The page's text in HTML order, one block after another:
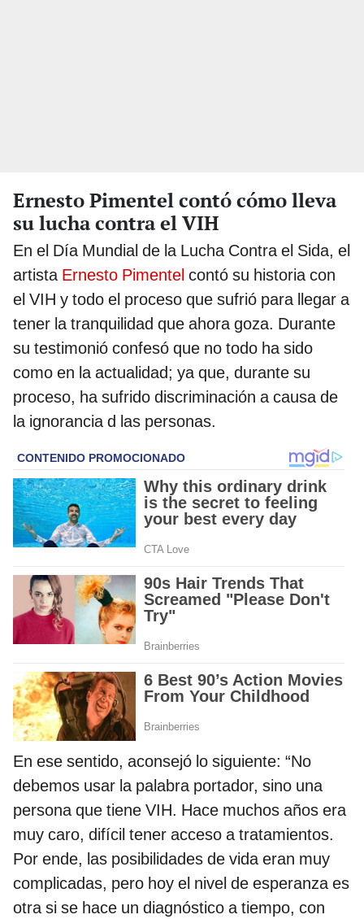
Ernesto Pimentel contó cómo lleva
su lucha contra el VIH
En el Día Mundial de la Lucha Contra el Sida, el
artista Ernesto Pimentel contó su historia con
el VIH y todo el proceso que sufrió para llegar a
tener la tranquilidad que ahora goza. Durante
su testimonió confesó que no todo ha sido
como en la actualidad; ya que, durante su
proceso, ha sufrido discriminación a causa de
la ignorancia d las personas.
En ese sentido, aconsejó lo siguiente: “No
debemos usar la palabra portador, sino una
persona que tiene VIH. Hace muchos años era
muy caro, difícil tener acceso a tratamientos.
Por ende, las posibilidades de vida eran muy
complicadas, pero hoy el nivel de esperanza es
otra si se hace un diagnóstico a tiempo, con